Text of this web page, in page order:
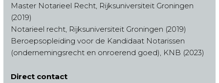
Master Notarieel Recht, Rijksuniversiteit Groningen
(2019)
Notarieel recht, Rijksuniversiteit Groningen (2019)
Beroepsopleiding voor de Kandidaat Notarissen
(ondernemingsrecht en onroerend goed), KNB (2023)
Direct contact